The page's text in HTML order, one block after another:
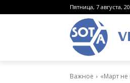
Пятница, 7 августа,
Важное «Март не